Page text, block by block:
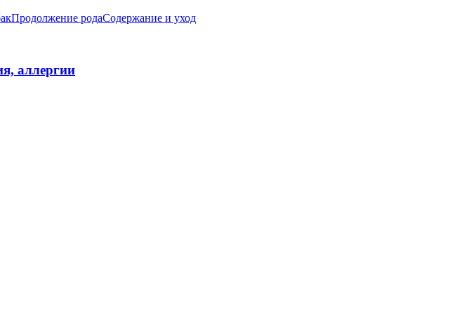
Продолжение родаСодержание и уход
аллергии